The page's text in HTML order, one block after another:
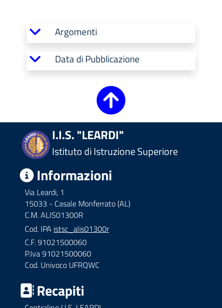
Argomenti
Data di Pubblicazione
I.I.S. "LEARDI"
Istituto di Istruzione Superiore
Informazioni
Via Leardi, 1
15033 - Casale Monferrato (AL)
C.M. ALIS01300R
Cod. IPA istsc_alis01300r
C.F. 91021500060
P.Iva 91021500060
Cod. Univoco UFRQWC
Recapiti